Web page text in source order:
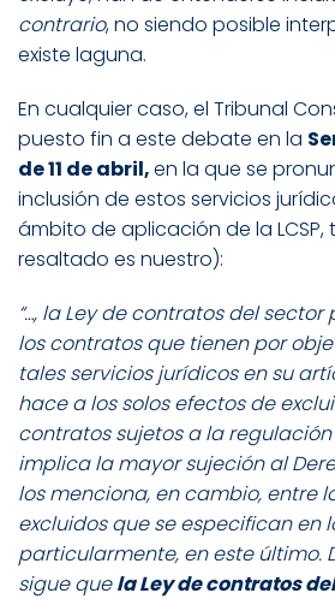
contrario, no siendo posible
existe laguna.
En cualquier caso, el Tribunal
puesto fin a este debate en la
de 11 de abril,en la que se
inclusión de estos servicios
ámbito de aplicación de la LCSP,
resaltado es nuestro):
“…, la Ley de contratos del sector
los contratos que tienen por
tales servicios jurídicos en su
hace a los solos efectos de
contratos sujetos a la
implica la mayor sujeción al
los menciona, en cambio, entre
excluidos que se especifican en
particularmente, en este último.
sigue quela Ley de contratos